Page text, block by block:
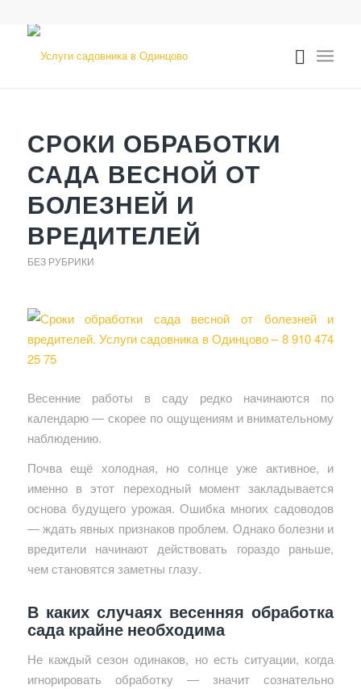
СРОКИ ОБРАБОТКИ
САДА ВЕСНОЙ ОТ
БОЛЕЗНЕЙ И
ВРЕДИТЕЛЕЙ
БЕЗ РУБРИКИ
Весенние работы в саду редко начинаются по
календарю — скорее по ощущениям и внимательному
наблюдению.
Почва ещё холодная, но солнце уже активное, и
именно в этот переходный момент закладывается
основа будущего урожая. Ошибка многих садоводов
— ждать явных признаков проблем. Однако болезни и
вредители начинают действовать гораздо раньше,
чем становятся заметны глазу.
В каких случаях весенняя обработка
сада крайне необходима
Не каждый сезон одинаков, но есть ситуации, когда
игнорировать обработку — значит сознательно